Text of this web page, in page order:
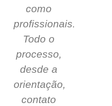
como
profissionais.
Todo o
processo,
desde a
orientação,
contato